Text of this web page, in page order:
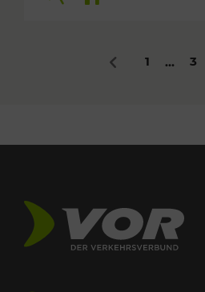
Zurück
1 ... 3